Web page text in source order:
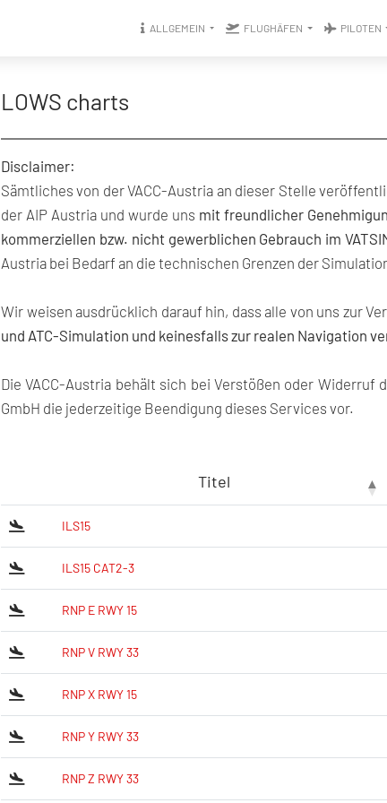
ALLGEMEIN FLUGHÄFEN PILOTEN
LOWS charts
Disclaimer:
Sämtliches von der VACC-Austria an dieser Stelle
der AIP Austria und wurde uns mit freundlicher
kommerziellen bzw. nicht gewerblichen Gebrauch im
Austria bei Bedarf an die technischen Grenzen der
Wir weisen ausdrücklich darauf hin, dass alle von uns zur
und ATC-Simulation und keinesfalls zur realen Navigation
Die VACC-Austria behält sich bei Verstößen oder
GmbH die jederzeitige Beendigung dieses Services vor.
Titel
ILS15
ILS15 CAT2-3
RNP E RWY 15
RNP V RWY 33
RNP X RWY 15
RNP Y RWY 33
RNP Z RWY 33